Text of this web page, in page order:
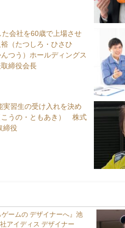
た会社を60歳で上場させ
（たつしろ・ひさひ
つう）ホールディングス
締役会長
実習生の受け入れを決め
こうの・ともあき） 株式
締役
ゲームの デザイナーへ』池
アイディス デザイナー